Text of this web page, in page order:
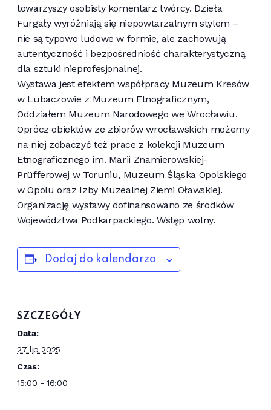
towarzyszy osobisty komentarz twórcy. Dzieła
Furgały wyróżniają się niepowtarzalnym stylem –
nie są typowo ludowe w formie, ale zachowują
autentyczność i bezpośredniość charakterystyczną
dla sztuki nieprofesjonalnej.
Wystawa jest efektem współpracy Muzeum Kresów
w Lubaczowie z Muzeum Etnograficznym,
Oddziałem Muzeum Narodowego we Wrocławiu.
Oprócz obiektów ze zbiorów wrocławskich możemy
na niej zobaczyć też prace z kolekcji Muzeum
Etnograficznego im. Marii Znamierowskiej-
Prüfferowej w Toruniu, Muzeum Śląska Opolskiego
w Opolu oraz Izby Muzealnej Ziemi Oławskiej.
Organizację wystawy dofinansowano ze środków
Województwa Podkarpackiego. Wstęp wolny.
Dodaj do kalendarza
SZCZEGÓŁY
Data:
27 lip 2025
Czas:
15:00 - 16:00